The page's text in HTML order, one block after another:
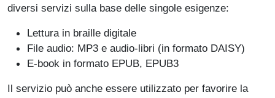
diversi servizi sulla base delle singole esigenze:
Lettura in braille digitale
File audio: MP3 e audio-libri (in formato DAISY)
E-book in formato EPUB, EPUB3
Il servizio può anche essere utilizzato per favorire la